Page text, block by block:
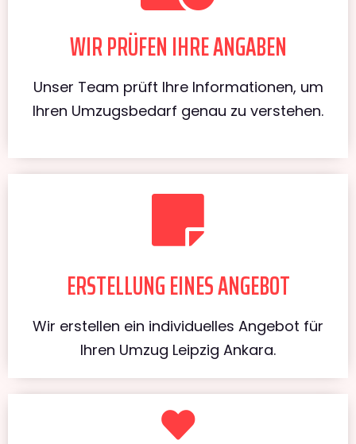
WIR PRÜFEN IHRE ANGABEN
Unser Team prüft Ihre Informationen, um
Ihren Umzugsbedarf genau zu verstehen.
ERSTELLUNG EINES ANGEBOT
Wir erstellen ein individuelles Angebot für
Ihren Umzug Leipzig Ankara.